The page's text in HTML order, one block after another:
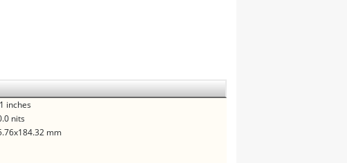
inches
nits
mm